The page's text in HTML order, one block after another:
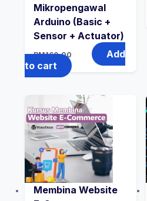
Mikropengawal
Arduino (Basic +
Sensor + Actuator)
RM160.00
Add
to cart
Membina Website